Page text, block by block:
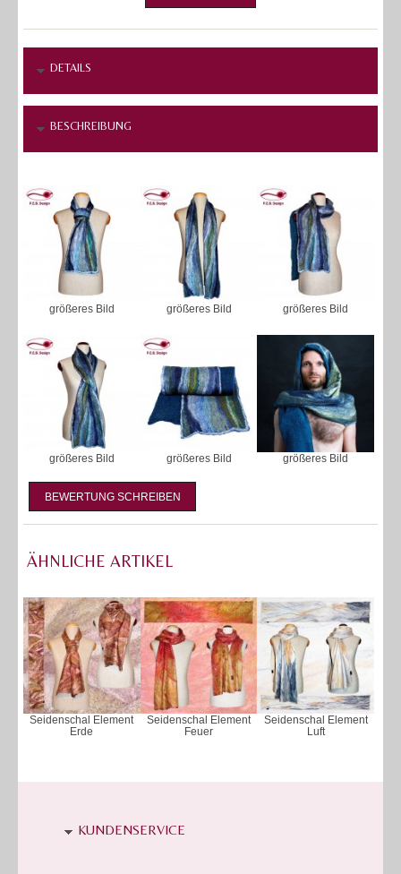
DETAILS
BESCHREIBUNG
größeres Bild größeres Bild größeres Bild
größeres Bild größeres Bild größeres Bild
BEWERTUNG SCHREIBEN
ÄHNLICHE ARTIKEL
Seidenschal Element
Erde
Seidenschal Element
Feuer
Seidenschal Element
Luft
KUNDENSERVICE